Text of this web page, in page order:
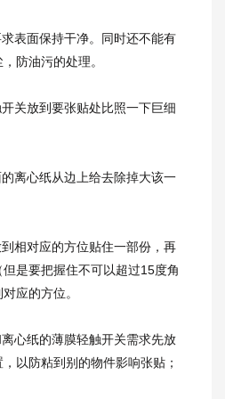
表面保持干净。同时还不能有
防油污的处理。
关放到要张贴处比照一下巨细
离心纸从边上给去除掉大该一
相对应的方位贴住一部份，再
是要把握住不可以超过15度角
应的方位。
心纸的薄膜轻触开关需求先放
以防粘到别的物件影响张贴；